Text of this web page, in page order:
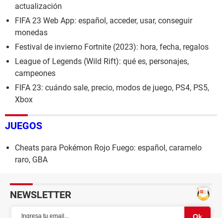
actualización
FIFA 23 Web App: español, acceder, usar, conseguir
monedas
Festival de invierno Fortnite (2023): hora, fecha, regalos
League of Legends (Wild Rift): qué es, personajes,
campeones
FIFA 23: cuándo sale, precio, modos de juego, PS4, PS5,
Xbox
JUEGOS
Cheats para Pokémon Rojo Fuego: español, caramelo
raro, GBA
NEWSLETTER